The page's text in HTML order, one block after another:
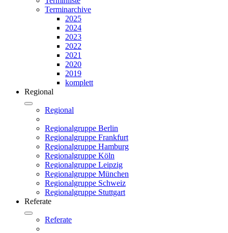
Terminarchive
2025
2024
2023
2022
2021
2020
2019
komplett
Regional
Regional
Regionalgruppe Berlin
Regionalgruppe Frankfurt
Regionalgruppe Hamburg
Regionalgruppe Köln
Regionalgruppe Leipzig
Regionalgruppe München
Regionalgruppe Schweiz
Regionalgruppe Stuttgart
Referate
Referate